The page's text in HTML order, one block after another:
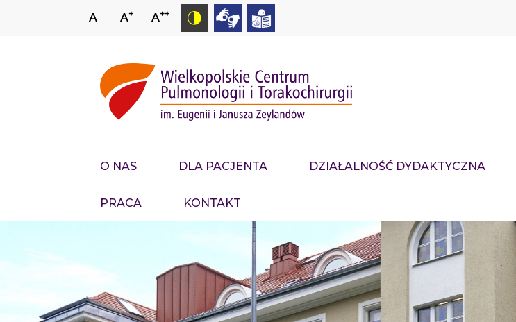
A A+ A++
O NAS DLA PACJENTA DZIAŁALNOŚĆ DYDAKTYCZNA
PRACA KONTAKT